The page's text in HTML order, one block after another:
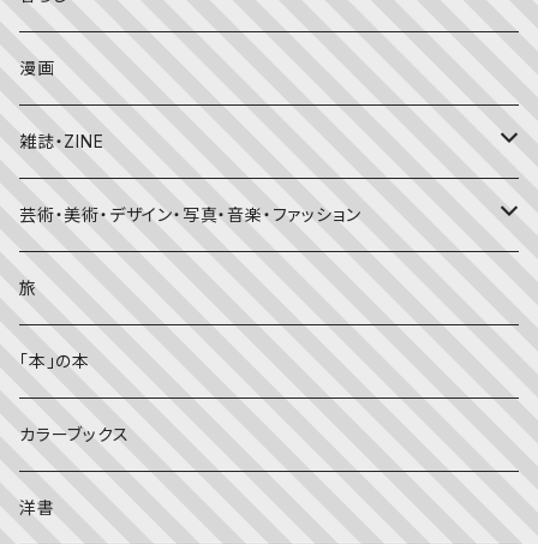
かがくのとも
日本の昔話・民話
外国の昔話・民話
おばけ・妖怪・こわい絵本
のりもの絵本
知識の本・図鑑
理科
料理・食育
しかけ絵本
児童書
大人の方に
季節・行事の絵本
海外文学
食・料理
住まい・インテリア
体・健康
趣味
ライフスタイル・生き方
子育て
漫画
雑誌・ZINE
雑誌
ZINE
芸術・美術・デザイン・写真・音楽・ファッション
美術・画集・図録
音楽
写真集
デザイン
旅
「本」の本
カラーブックス
洋書